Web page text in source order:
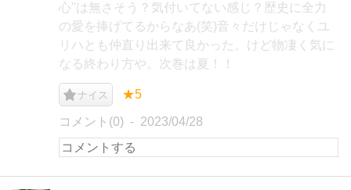
心"は無さそう？気付いてない感じ？歴史に全力
の愛を捧げてるからなあ(笑)音々だけじゃなくユ
リハとも仲直り出来て良かった。けど物凄く気に
なる終わり方や。次巻は夏！！
ナイス ★5
コメント(0) 2023/04/28